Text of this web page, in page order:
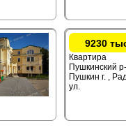
9230
Квартира
Пушкинский
Пушкин г. ,
ул.